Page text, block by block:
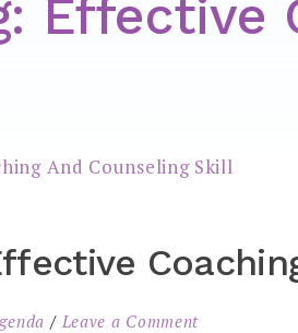
Effective
Leave a Comment